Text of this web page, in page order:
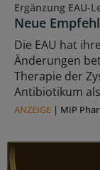
Ergänzung EAU-
Neue
Die EAU hat
Änderungen
Therapie der
Antibiotikum
ANZEIGE | MIP